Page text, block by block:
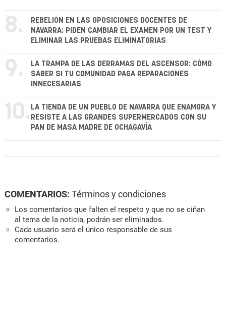
8.
REBELIÓN EN LAS OPOSICIONES DOCENTES DE
NAVARRA: PIDEN CAMBIAR EL EXAMEN POR UN TEST Y
ELIMINAR LAS PRUEBAS ELIMINATORIAS
9.
LA TRAMPA DE LAS DERRAMAS DEL ASCENSOR: CÓMO
SABER SI TU COMUNIDAD PAGA REPARACIONES
INNECESARIAS
10. LA TIENDA DE UN PUEBLO DE NAVARRA QUE ENAMORA Y
RESISTE A LAS GRANDES SUPERMERCADOS CON SU
PAN DE MASA MADRE DE OCHAGAVÍA
COMENTARIOS: Términos y condiciones
Los comentarios que falten el respeto y que no se ciñan
al tema de la noticia, podrán ser eliminados.
Cada usuario será el único responsable de sus
comentarios.